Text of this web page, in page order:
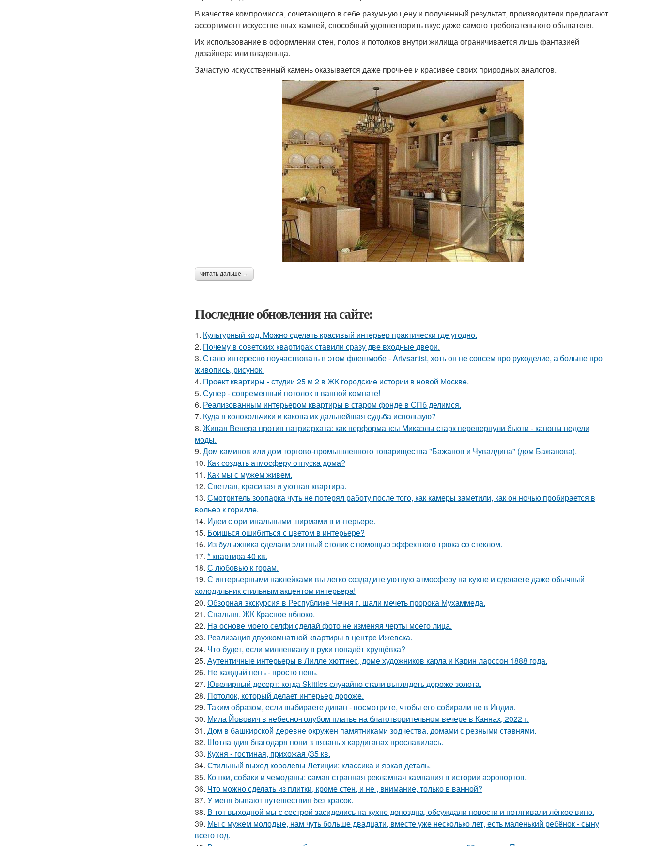
В качестве компромисса, сочетающего в себе разумную цену и полученный результат, производители предлагают
ассортимент искусственных камней, способный удовлетворить вкус даже самого требовательного обывателя.
Их использование в оформлении стен, полов и потолков внутри жилища ограничивается лишь фантазией
дизайнера или владельца.
Зачастую искусственный камень оказывается даже прочнее и красивее своих природных аналогов.
читать дальше →
Последние обновления на сайте:
1. Культурный код. Можно сделать красивый интерьер практически где угодно.
2. Почему в советских квартирах ставили сразу две входные двери.
3. Стало интересно поучаствовать в этом флешмобе - Artvsartist, хоть он не совсем про рукоделие, а больше про
живопись, рисунок.
4. Проект квартиры - студии 25 м 2 в ЖК городские истории в новой Москве.
5. Супер - современный потолок в ванной комнате!
6. Реализованным интерьером квартиры в старом фонде в СПб делимся.
7. Куда я колокольчики и какова их дальнейшая судьба использую?
8. Живая Венера против патриархата: как перформансы Микаэлы старк перевернули бьюти - каноны недели
моды.
9. Дом каминов или дом торгово-промышленного товарищества "Бажанов и Чувалдина" (дом Бажанова).
10. Как создать атмосферу отпуска дома?
11. Как мы с мужем живем.
12. Светлая, красивая и уютная квартира.
13. Смотритель зоопарка чуть не потерял работу после того, как камеры заметили, как он ночью пробирается в
вольер к горилле.
14. Идеи с оригинальными ширмами в интерьере.
15. Боишься ошибиться с цветом в интерьере?
16. Из булыжника сделали элитный столик с помощью эффектного трюка со стеклом.
17. * квартира 40 кв.
18. С любовью к горам.
19. С интерьерными наклейками вы легко создадите уютную атмосферу на кухне и сделаете даже обычный
холодильник стильным акцентом интерьера!
20. Обзорная экскурсия в Республике Чечня г. шали мечеть пророка Мухаммеда.
21. Спальня. ЖК Красное яблоко.
22. На основе моего селфи сделай фото не изменяя черты моего лица.
23. Реализация двухкомнатной квартиры в центре Ижевска.
24. Что будет, если миллениалу в руки попадёт хрущёвка?
25. Аутентичные интерьеры в Лилле хюттнес, доме художников карла и Карин ларссон 1888 года.
26. Не каждый пень - просто пень.
27. Ювелирный десерт: когда Skittles случайно стали выглядеть дороже золота.
28. Потолок, который делает интерьер дороже.
29. Таким образом, если выбираете диван - посмотрите, чтобы его собирали не в Индии.
30. Мила Йовович в небесно-голубом платье на благотворительном вечере в Каннах, 2022 г.
31. Дом в башкирской деревне окружен памятниками зодчества, домами с резными ставнями.
32. Шотландия благодаря пони в вязаных кардиганах прославилась.
33. Кухня - гостиная, прихожая (35 кв.
34. Стильный выход королевы Летиции: классика и яркая деталь.
35. Кошки, собаки и чемоданы: самая странная рекламная кампания в истории аэропортов.
36. Что можно сделать из плитки, кроме стен, и не , внимание, только в ванной?
37. У меня бывают путешествия без красок.
38. В тот выходной мы с сестрой засиделись на кухне допоздна, обсуждали новости и потягивали лёгкое вино.
39. Мы с мужем молодые, нам чуть больше двадцати, вместе уже несколько лет, есть маленький ребёнок - сыну
всего год.